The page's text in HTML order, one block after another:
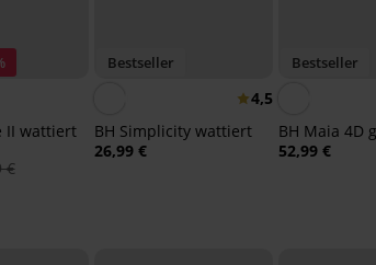
II wattiert
€
Bestseller
4,5
BH Simplicity wattiert
26,99 €
Bestseller
BH Maia 4D
52,99 €